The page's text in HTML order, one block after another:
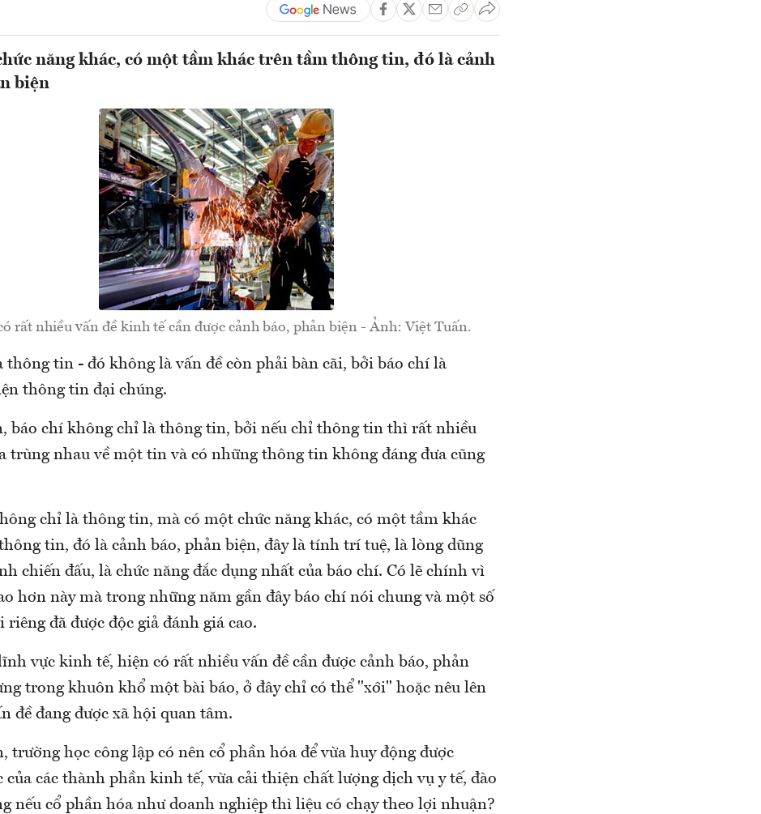
năng khác, có một tầm khác trên tầm thông tin, đó là cảnh
biện
rất nhiều vấn đề kinh tế cần được cảnh báo, phản biện - Ảnh: Việt Tuấn.
thông tin - đó không là vấn đề còn phải bàn cãi, bởi báo chí là
thông tin đại chúng.
báo chí không chỉ là thông tin, bởi nếu chỉ thông tin thì rất nhiều
trùng nhau về một tin và có những thông tin không đáng đưa cũng
chỉ là thông tin, mà có một chức năng khác, có một tầm khác
tin, đó là cảnh báo, phản biện, đây là tính trí tuệ, là lòng dũng
chiến đấu, là chức năng đắc dụng nhất của báo chí. Có lẽ chính vì
hơn này mà trong những năm gần đây báo chí nói chung và một số
riêng đã được độc giả đánh giá cao.
vực kinh tế, hiện có rất nhiều vấn đề cần được cảnh báo, phản
trong khuôn khổ một bài báo, ở đây chỉ có thể "xới" hoặc nêu lên
đề đang được xã hội quan tâm.
trường học công lập có nên cổ phần hóa để vừa huy động được
của các thành phần kinh tế, vừa cải thiện chất lượng dịch vụ y tế, đào
nếu cổ phần hóa như doanh nghiệp thì liệu có chạy theo lợi nhuận?